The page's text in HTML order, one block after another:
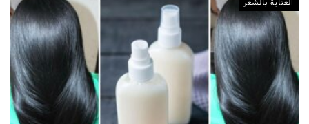
العناية بالشعر